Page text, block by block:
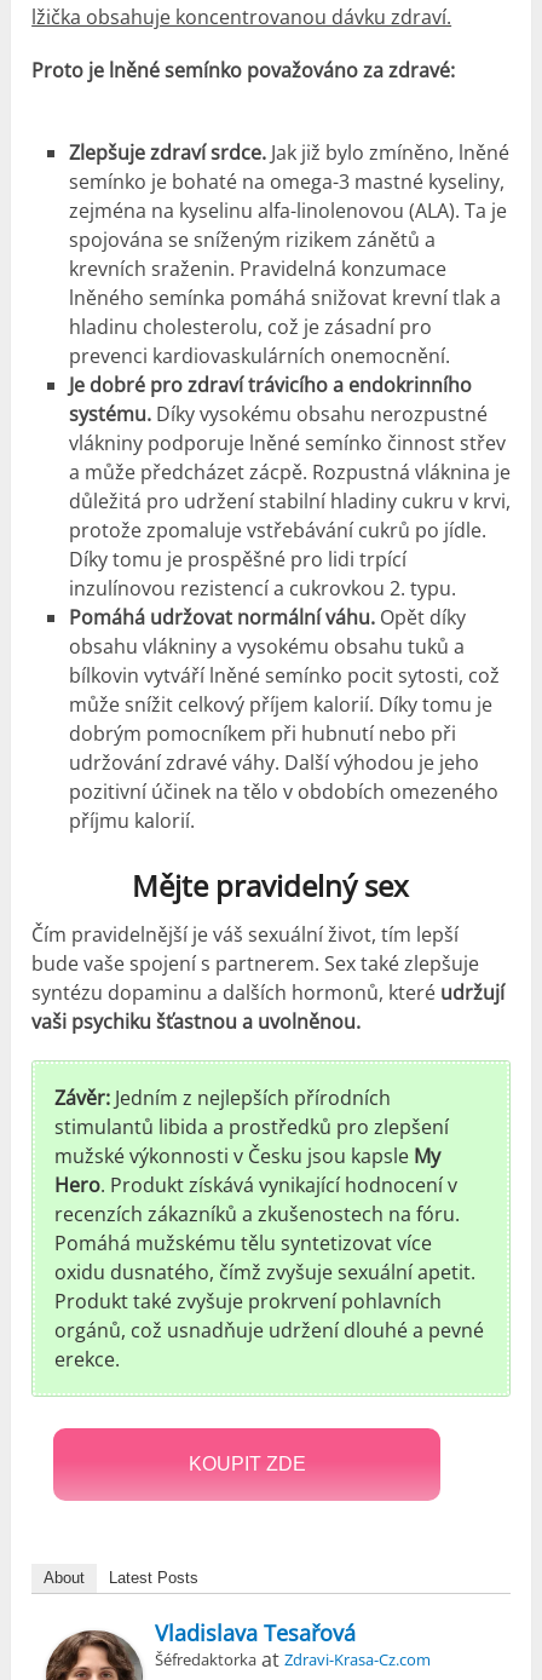
lžička obsahuje koncentrovanou dávku zdraví.
Proto je lněné semínko považováno za zdravé:
Zlepšuje zdraví srdce. Jak již bylo zmíněno, lněné
semínko je bohaté na omega-3 mastné kyseliny,
zejména na kyselinu alfa-linolenovou (ALA). Ta je
spojována se sníženým rizikem zánětů a
krevních sraženin. Pravidelná konzumace
lněného semínka pomáhá snižovat krevní tlak a
hladinu cholesterolu, což je zásadní pro
prevenci kardiovaskulárních onemocnění.
Je dobré pro zdraví trávicího a endokrinního
systému.Díky vysokému obsahu nerozpustné
vlákniny podporuje lněné semínko činnost střev
a může předcházet zácpě. Rozpustná vláknina je
důležitá pro udržení stabilní hladiny cukru v krvi,
protože zpomaluje vstřebávání cukrů po jídle.
Díky tomu je prospěšné pro lidi trpící
inzulínovou rezistencí a cukrovkou 2. typu.
Pomáhá udržovat normální váhu.Opět díky
obsahu vlákniny a vysokému obsahu tuků a
bílkovin vytváří lněné semínko pocit sytosti, což
může snížit celkový příjem kalorií. Díky tomu je
dobrým pomocníkem při hubnutí nebo při
udržování zdravé váhy. Další výhodou je jeho
pozitivní účinek na tělo v obdobích omezeného
příjmu kalorií.
Mějte pravidelný sex
Čím pravidelnější je váš sexuální život, tím lepší
bude vaše spojení s partnerem. Sex také zlepšuje
syntézu dopaminu a dalších hormonů, které udržují
vaši psychiku šťastnou a uvolněnou.
Závěr: Jedním z nejlepších přírodních
stimulantů libida a prostředků pro zlepšení
mužské výkonnosti v Česku jsou kapsle My
Hero. Produkt získává vynikající hodnocení v
recenzích zákazníků a zkušenostech na fóru.
Pomáhá mužskému tělu syntetizovat více
oxidu dusnatého, čímž zvyšuje sexuální apetit.
Produkt také zvyšuje prokrvení pohlavních
orgánů, což usnadňuje udržení dlouhé a pevné
erekce.
KOUPIT ZDE
About Latest Posts
Vladislava Tesařová
Šéfredaktorka atZdravi-Krasa-Cz.com